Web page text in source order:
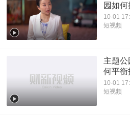
园如何
10-01
短视频
主题
何平衡
10-01
短视频